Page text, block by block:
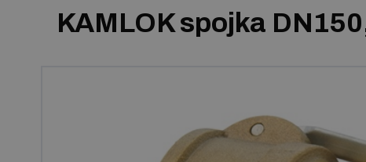
KAMLOK spojka